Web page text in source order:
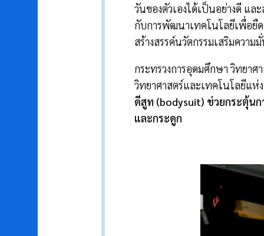
วันของตัวเองได้เป็นอย่างดี แ
กับการพัฒนาเทคโนโลยีเพื่อยืด
สร้างสรรค์นวัตกรรมเสริมควา
กระทรวงการอุดมศึกษา วิทยา
วิทยาศาสตร์และเทคโนโลยีแ
ดีสูท (bodysuit) ช่วยกระตุ้นก
และกระดูก